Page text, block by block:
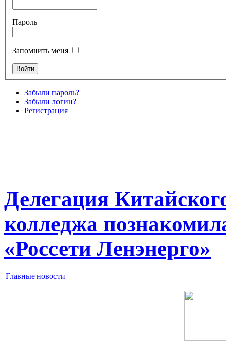
Пароль
Запомнить меня
Забыли пароль?
Забыли логин?
Регистрация
Делегация
колледжа
«Россети Ленэнерго»
Главные новости